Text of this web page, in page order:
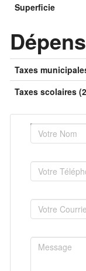
Superficie
Taxes
Taxes scolaires